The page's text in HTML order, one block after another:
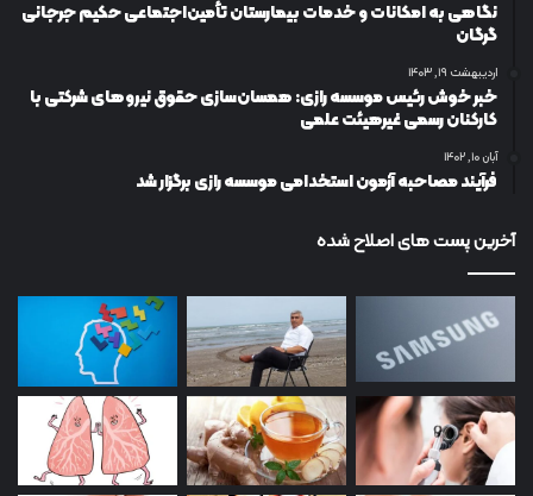
نگاهی به امکانات و خدمات بیمارستان تأمین‌اجتماعی حکیم جرجانی
گرگان
اردیبهشت ۱۹, ۱۴۰۳
خبر خوش رئیس موسسه رازی: همسان‌سازی حقوق نیروهای شرکتی با
کارکنان رسمی غیرهیئت علمی
آبان ۱۰, ۱۴۰۲
فرآیند مصاحبه آزمون استخدامی موسسه رازی برگزار شد
آخرین پست های اصلاح شده